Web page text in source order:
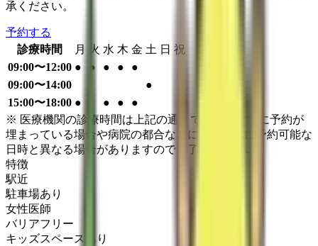
承ください。
予約する
診療時間
月 火 水 木 金 土 日 祝
09:00〜12:00 ● ● ● ●
●
09:00〜14:00
●
15:00〜18:00 ● ● ●
●
※ 医療機関の診療時間は上記の通りですが、すでに予約が
埋まっている場合や病院の都合などにより実際に予約可能な
日時と異なる場合がありますのでご了承ください
特徴
駅近
駐車場あり
女性医師
バリアフリー
キッズスペースあり